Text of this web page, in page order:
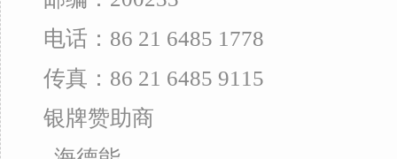
电话：86 21 6485 1778
传真：86 21 6485 9115
银牌赞助商